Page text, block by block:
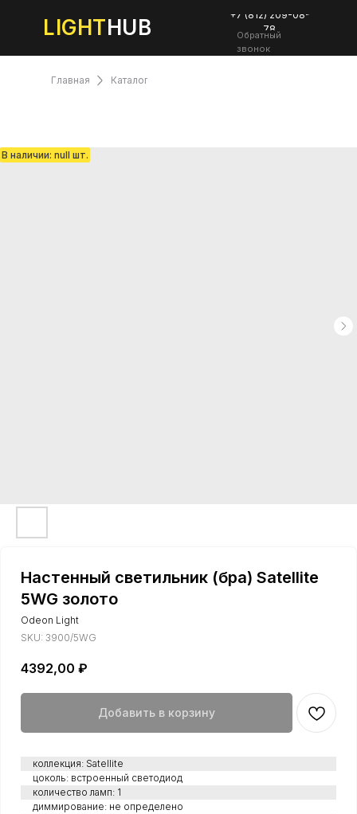
LIGHTHUB
+7 (812) 209-08-
78
Обратный
звонок
Каталог
Главная
Настенный светильник (бра) Satellite
5WG золото
Odeon Light
SKU: 3900/5WG
4392,00 ₽
Добавить в корзину
коллекция: Satellite
цоколь: встроенный светодиод
количество ламп: 1
диммирование: не определено